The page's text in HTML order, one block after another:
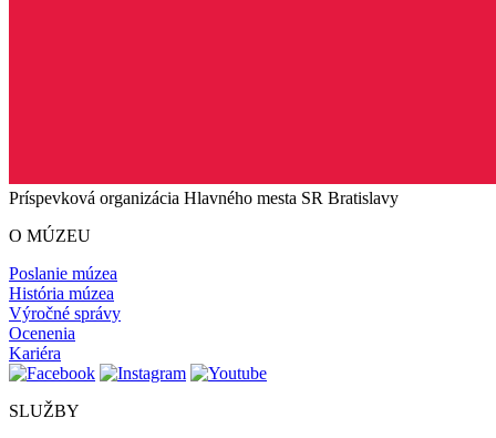
Príspevková organizácia Hlavného mesta SR Bratislavy
O MÚZEU
Poslanie múzea
História múzea
Výročné správy
Ocenenia
Kariéra
SLUŽBY